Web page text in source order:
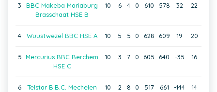
3
BBC Makeba Mariaburg
Brasschaat HSE B
10 6 4 0 610 578 32 22
4 Wuustwezel BBC HSE A 10 5 5 0 628 609 19 20
5 Mercurius BBC Berchem
HSE C
10 3 7 0 605 640 -35 16
6
Telstar B.B.C. Mechelen
10 2 8 0 517 661 -144 14